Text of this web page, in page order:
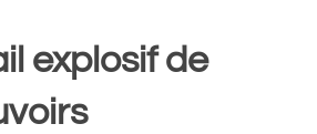
explosif de